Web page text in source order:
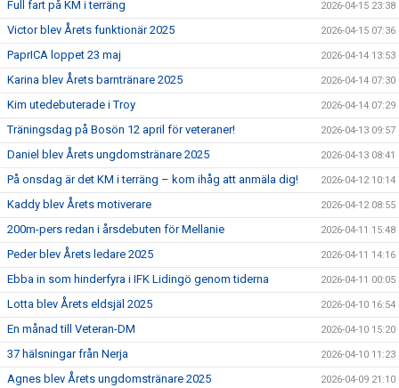
Full fart på KM i terräng 2026-04-15 23:38
Victor blev Årets funktionär 2025 2026-04-15 07:36
PaprICA loppet 23 maj 2026-04-14 13:53
Karina blev Årets barntränare 2025 2026-04-14 07:30
Kim utedebuterade i Troy 2026-04-14 07:29
Träningsdag på Bosön 12 april för veteraner! 2026-04-13 09:57
Daniel blev Årets ungdomstränare 2025 2026-04-13 08:41
På onsdag är det KM i terräng – kom ihåg att anmäla dig! 2026-04-12 10:14
Kaddy blev Årets motiverare 2026-04-12 08:55
200m-pers redan i årsdebuten för Mellanie 2026-04-11 15:48
Peder blev Årets ledare 2025 2026-04-11 14:16
Ebba in som hinderfyra i IFK Lidingö genom tiderna 2026-04-11 00:05
Lotta blev Årets eldsjäl 2025 2026-04-10 16:54
En månad till Veteran-DM 2026-04-10 15:20
37 hälsningar från Nerja 2026-04-10 11:23
Agnes blev Årets ungdomstränare 2025 2026-04-09 21:10